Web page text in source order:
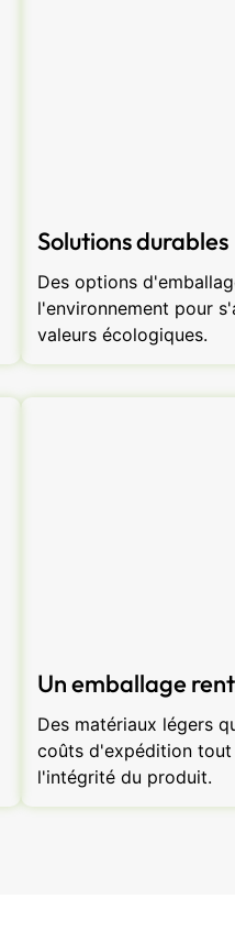
Solutions durables
Des options
l'environnement pour
valeurs écologiques.
Un emballage
Des matériaux légers
coûts d'expédition tout
l'intégrité du produit.